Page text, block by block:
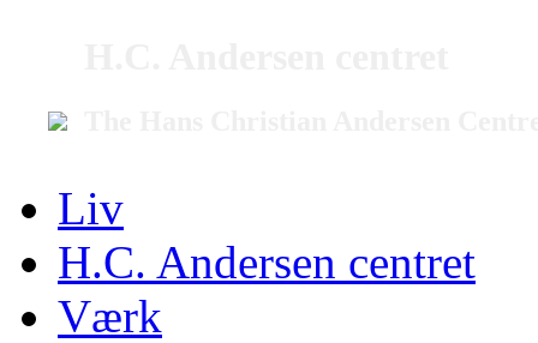
Liv
H.C. Andersen centret
Værk